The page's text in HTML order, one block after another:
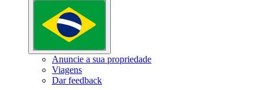
Anuncie a sua propriedade
Viagens
Dar feedback